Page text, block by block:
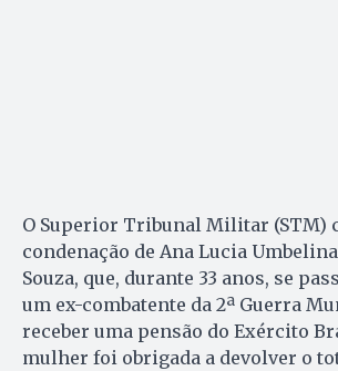
O Superior Tribunal Militar (STM)
condenação de Ana Lucia
Souza, que, durante 33 anos, se
um ex-combatente da 2ª Guerra
receber uma pensão do Exército
mulher foi obrigada a devolver o